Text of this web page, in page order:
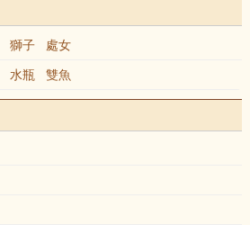
獅子 處女
水瓶 雙魚